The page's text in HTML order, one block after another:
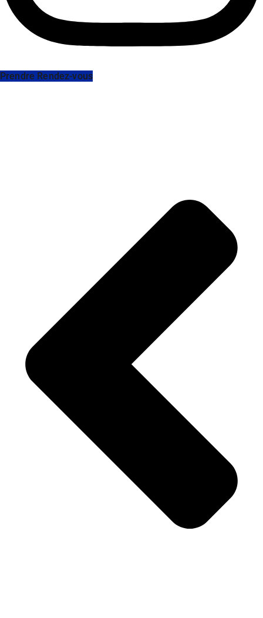
Prendre Rendez-vous